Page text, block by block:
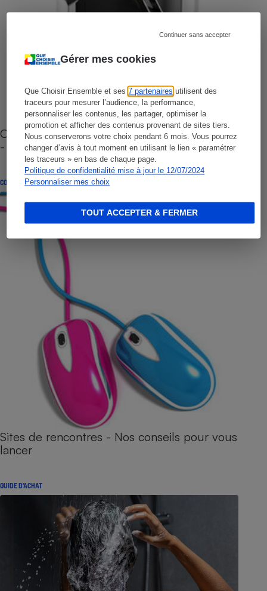
Gérer mes cookies
Que Choisir Ensemble et ses7 partenaires utilisent des
traceurs pour mesurer l’audience, la performance,
personnaliser les contenus, les partager, optimiser la
promotion et afficher des contenus provenant de sites tiers.
Nous conserverons votre choix pendant 6 mois. Vous pourrez
changer d’avis à tout moment en utilisant le lien « paramétrer
les traceurs » en bas de chaque page.
Politique de confidentialité mise à jour le 12/07/2024
Personnaliser mes choix
Continuer sans accepter
TOUT ACCEPTER & FERMER
Cafetière à capsules zéro déchet CoffeeB (vidéo)
- Premières impressions
CONSEILS
Sites de rencontres - Nos conseils pour vous
lancer
GUIDE D'ACHAT